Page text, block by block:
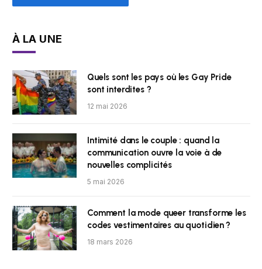
À LA UNE
Quels sont les pays où les Gay Pride
sont interdites ?
12 mai 2026
Intimité dans le couple : quand la
communication ouvre la voie à de
nouvelles complicités
5 mai 2026
Comment la mode queer transforme les
codes vestimentaires au quotidien ?
18 mars 2026